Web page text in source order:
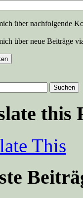
über nachfolgende
über neue Beiträge
this
This